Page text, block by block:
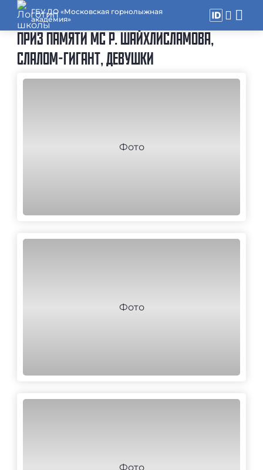
ГБУ ДО «Московская горнолыжная
академия»
ПРИЗ ПАМЯТИ МС Р. ШАЙХЛИСЛАМОВА,
СЛАЛОМ-ГИГАНТ, ДЕВУШКИ